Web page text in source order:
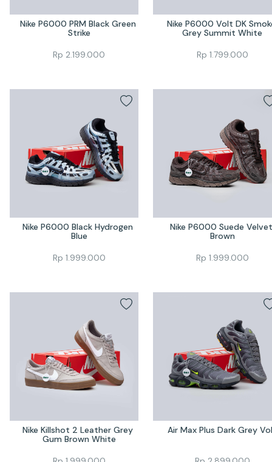
Nike P6000 PRM Black Green
Strike
Rp 2.199.000
Nike P6000 Volt DK
Grey Summit White
Rp 1.799.000
Nike P6000 Black Hydrogen
Blue
Rp 1.999.000
Nike P6000 Suede Velvet
Brown
Rp 1.999.000
Nike Killshot 2 Leather Grey
Gum Brown White
Air Max Plus Dark Grey